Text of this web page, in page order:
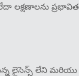
లైసెన్స్ లేని మరియు